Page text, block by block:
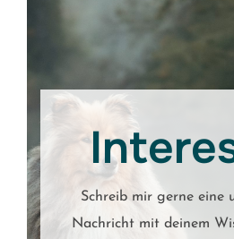
Schreib mir gerne eine
Nachricht mit deinem